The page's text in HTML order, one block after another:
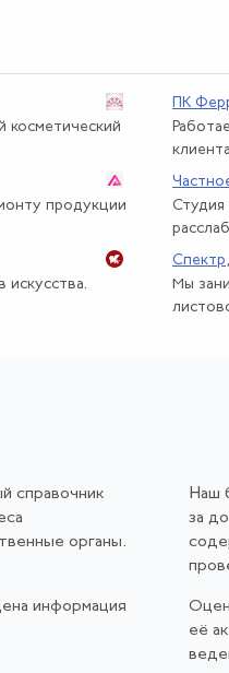
косметический
ПК
продукции
искусства.
Спектр
Мы
справочник
органы.
Наш
за
информация
её